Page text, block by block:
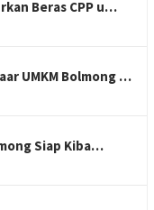
Beras CPP u…
UMKM Bolmong …
Siap Kiba…